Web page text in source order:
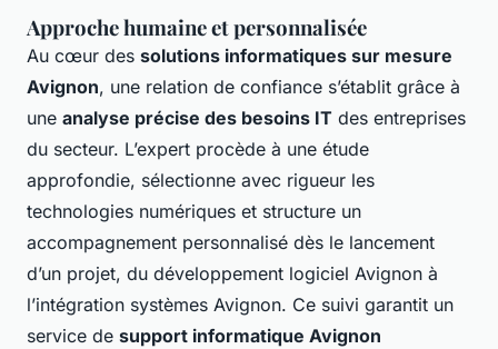
Approche humaine et personnalisée
Au cœur des solutions informatiques sur mesure
Avignon, une relation de confiance s’établit grâce à
une analyse précise des besoins IT des entreprises
du secteur. L’expert procède à une étude
approfondie, sélectionne avec rigueur les
technologies numériques et structure un
accompagnement personnalisé dès le lancement
d’un projet, du développement logiciel Avignon à
l’intégration systèmes Avignon. Ce suivi garantit un
service de support informatique Avignon